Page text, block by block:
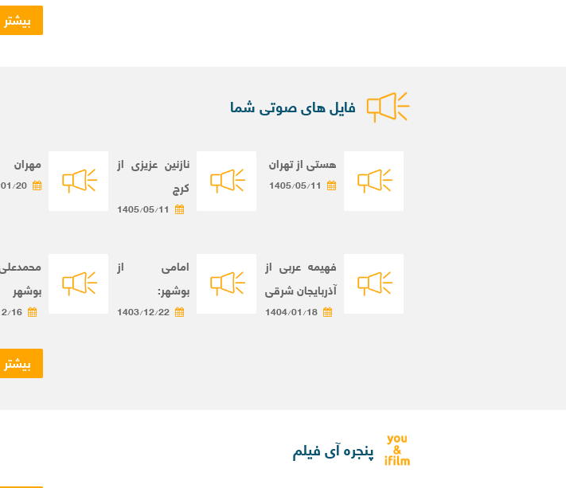
بیشتر
فایل های صوتی شما
هستی از تهران
1405/05/11
نازنین عزیزی از
کرج
1405/05/11
مهران
20
فهیمه عربی از
آذربایجان شرقی
1404/01/18
امامی از
بوشهر:
1403/12/22
بوشهر
16
بیشتر
پنجره آی فیلم